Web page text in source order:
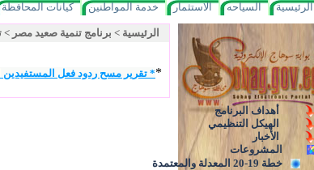
الرئيسية السياحه الاستثمار خدمة المواطنين كيانات المحافظة
أهداف البرنامج
الهيكل التنظيمي
الأخبار
المشروعات
خطة 19-20 المعدلة والمعتمدة
الرئيسية > برنامج تنمية صعيد مصر >
** تقرير مسح ردود فعل المستفيدين